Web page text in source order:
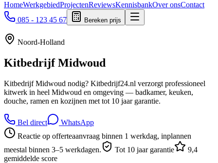
HomeWerkgebiedProjectenReviewsKennisbankOver onsContact
085 - 123 45 67
Bereken prijs
Noord-Holland
KitbedrijfMidwoud
Kitbedrijf Midwoud nodig? Kitbedrijf24.nl verzorgt professioneel
kitwerk in heel Midwoud en omgeving — badkamer, keuken,
douche, ramen en kozijnen met tot 10 jaar garantie.
Bel direct
WhatsApp
Reactie op offerteaanvraag binnen 1 werkdag, inplannen
meestal binnen 3–5 werkdagen.
Tot 10 jaar garantie
9,4
gemiddelde score